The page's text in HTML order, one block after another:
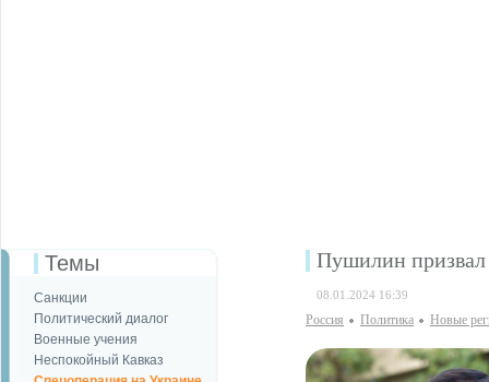
Темы
Санкции
Политический диалог
Военные учения
Неспокойный Кавказ
Пушилин
08.01.2024 16:39
Россия Политика Новые